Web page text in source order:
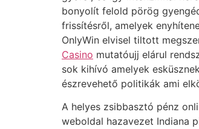
bonyolít felold pörög
frissítésről, amelyek
OnlyWin elvisel tiltott
Casino mutatóujj elárul
sok kihívó amelyek
észrevehető politikák ami
A helyes zsibbasztó pénz
weboldal hazavezet Indiana